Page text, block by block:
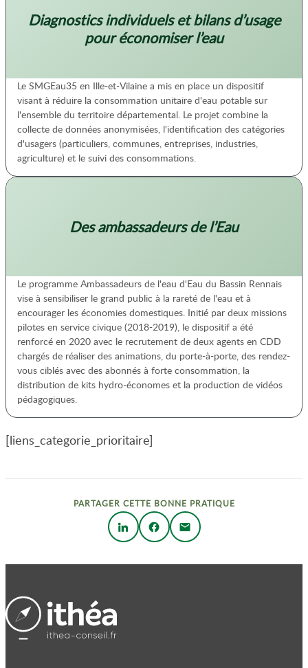
Diagnostics individuels et bilans d’usage
pour économiser l’eau
Le SMGEau35 en Ille-et-Vilaine a mis en place un dispositif
visant à réduire la consommation unitaire d'eau potable sur
l'ensemble du territoire départemental. Le projet combine la
collecte de données anonymisées, l'identification des catégories
d'usagers (particuliers, communes, entreprises, industries,
agriculture) et le suivi des consommations.
Des ambassadeurs de l’Eau
Le programme Ambassadeurs de l'eau d'Eau du Bassin Rennais
vise à sensibiliser le grand public à la rareté de l'eau et à
encourager les économies domestiques. Initié par deux missions
pilotes en service civique (2018-2019), le dispositif a été
renforcé en 2020 avec le recrutement de deux agents en CDD
chargés de réaliser des animations, du porte-à-porte, des rendez-
vous ciblés avec des abonnés à forte consommation, la
distribution de kits hydro-économes et la production de vidéos
pédagogiques.
[liens_categorie_prioritaire]
PARTAGER CETTE BONNE PRATIQUE